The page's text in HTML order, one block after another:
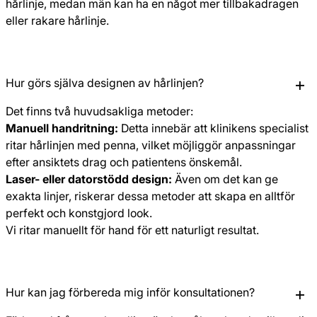
hårlinje, medan män kan ha en något mer tillbakadragen
eller rakare hårlinje.
Hur görs själva designen av hårlinjen?
Det finns två huvudsakliga metoder:
Manuell handritning: Detta innebär att klinikens specialist
ritar hårlinjen med penna, vilket möjliggör anpassningar
efter ansiktets drag och patientens önskemål.
Laser- eller datorstödd design: Även om det kan ge
exakta linjer, riskerar dessa metoder att skapa en alltför
perfekt och konstgjord look.
Vi ritar manuellt för hand för ett naturligt resultat.
Hur kan jag förbereda mig inför konsultationen?